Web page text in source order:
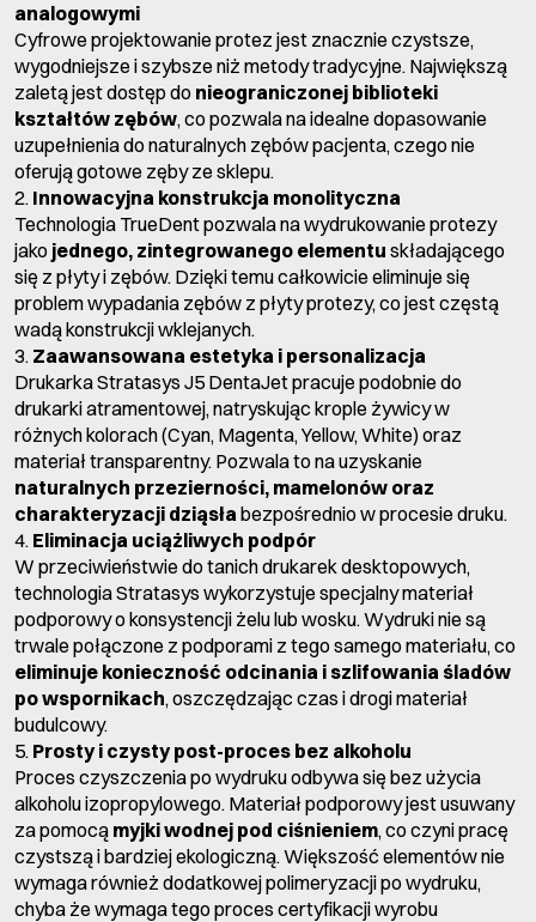
analogowymi
Cyfrowe projektowanie protez jest znacznie czystsze,
wygodniejsze i szybsze niż metody tradycyjne. Największą
zaletą jest dostęp do nieograniczonej biblioteki
kształtów zębów, co pozwala na idealne dopasowanie
uzupełnienia do naturalnych zębów pacjenta, czego nie
oferują gotowe zęby ze sklepu.
2. Innowacyjna konstrukcja monolityczna
Technologia TrueDent pozwala na wydrukowanie protezy
jako jednego, zintegrowanego elementu składającego
się z płyty i zębów. Dzięki temu całkowicie eliminuje się
problem wypadania zębów z płyty protezy, co jest częstą
wadą konstrukcji wklejanych.
3. Zaawansowana estetyka i personalizacja
Drukarka Stratasys J5 DentaJet pracuje podobnie do
drukarki atramentowej, natryskując krople żywicy w
różnych kolorach (Cyan, Magenta, Yellow, White) oraz
materiał transparentny. Pozwala to na uzyskanie
naturalnych przezierności, mamelonów oraz
charakteryzacji dziąsłabezpośrednio w procesie druku.
4. Eliminacja uciążliwych podpór
W przeciwieństwie do tanich drukarek desktopowych,
technologia Stratasys wykorzystuje specjalny materiał
podporowy o konsystencji żelu lub wosku. Wydruki nie są
trwale połączone z podporami z tego samego materiału, co
eliminuje konieczność odcinania i szlifowania śladów
po wspornikach, oszczędzając czas i drogi materiał
budulcowy.
5. Prosty i czysty post-proces bez alkoholu
Proces czyszczenia po wydruku odbywa się bez użycia
alkoholu izopropylowego. Materiał podporowy jest usuwany
za pomocą myjki wodnej pod ciśnieniem, co czyni pracę
czystszą i bardziej ekologiczną. Większość elementów nie
wymaga również dodatkowej polimeryzacji po wydruku,
chyba że wymaga tego proces certyfikacji wyrobu